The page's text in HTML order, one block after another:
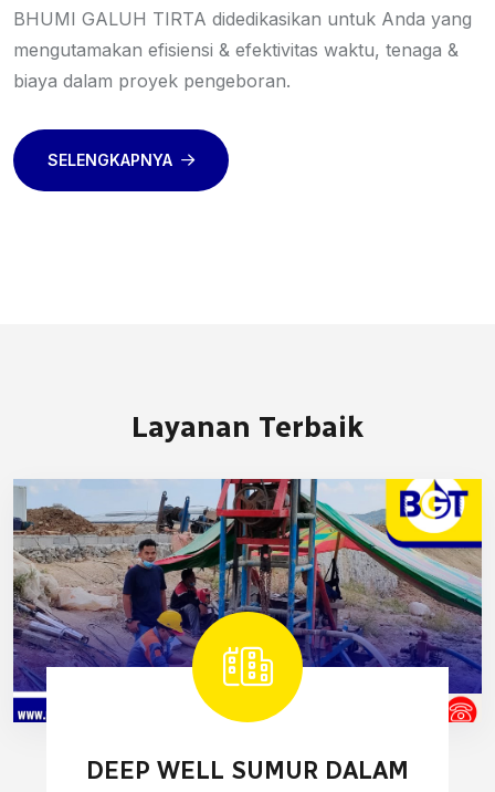
BHUMI GALUH TIRTA didedikasikan untuk Anda yang
mengutamakan efisiensi & efektivitas waktu, tenaga &
biaya dalam proyek pengeboran.
SELENGKAPNYA
Layanan Terbaik
DEEP WELL SUMUR DALAM